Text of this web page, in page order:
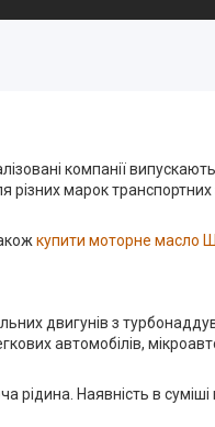
компанії
марок транспортних
купити моторне масло
двигунів з
автомобілів,
Наявність в суміші